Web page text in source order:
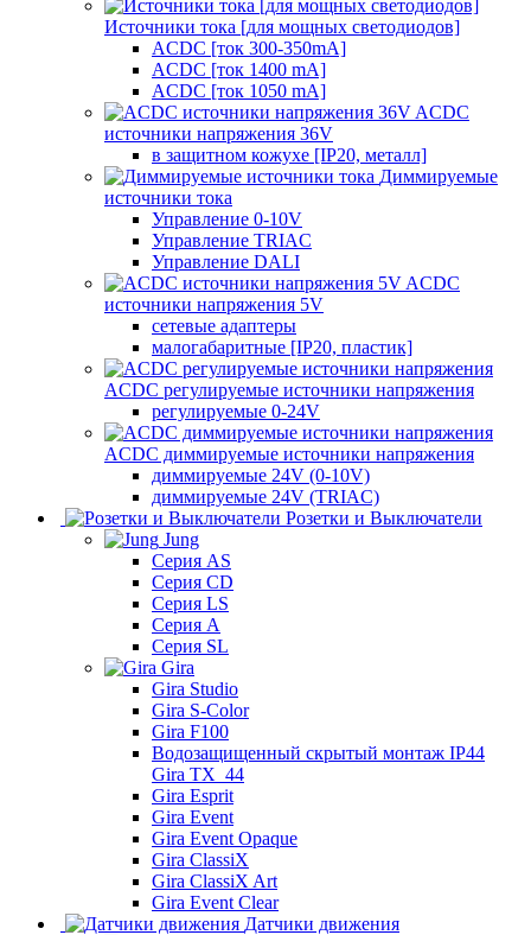
Источники тока [для мощных светодиодов]
ACDC [ток 300-350mA]
ACDC [ток 1400 mA]
ACDC [ток 1050 mA]
ACDC
источники напряжения 36V
в защитном кожухе [IP20, металл]
Диммируемые
источники тока
Управление 0-10V
Управление TRIAC
Управление DALI
ACDC
источники напряжения 5V
сетевые адаптеры
малогабаритные [IP20, пластик]
ACDC регулируемые источники напряжения
регулируемые 0-24V
ACDC диммируемые источники напряжения
диммируемые 24V (0-10V)
диммируемые 24V (TRIAC)
Розетки и Выключатели
Jung
Серия AS
Серия CD
Серия LS
Серия A
Серия SL
Gira
Gira Studio
Gira S-Color
Gira F100
Водозащищенный скрытый монтаж IP44
Gira TX_44
Gira Esprit
Gira Event
Gira Event Opaque
Gira ClassiX
Gira ClassiX Art
Gira Event Clear
Датчики движения